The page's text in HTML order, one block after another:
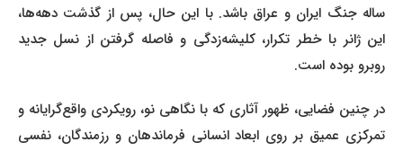
ساله جنگ ایران و عراق باشد. با این حال، پس از گذشت دهه‌ها،
این ژانر با خطر تکرار، کلیشه‌زدگی و فاصله گرفتن از نسل جدید
روبرو بوده است.
در چنین فضایی، ظهور آثاری که با نگاهی نو، رویکردی واقع‌گرایانه و
تمرکزی عمیق بر روی ابعاد انسانی فرماندهان و رزمندگان، نفسی